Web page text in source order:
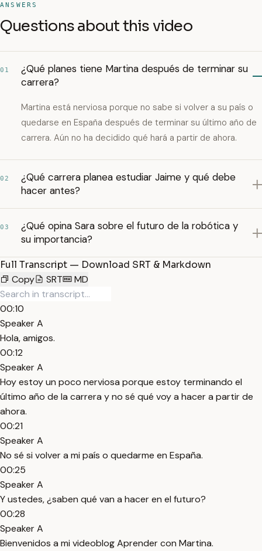
ANSWERS
Questions about this video
01
¿Qué planes tiene Martina después de terminar su
carrera?
Martina está nerviosa porque no sabe si volver a su país o
quedarse en España después de terminar su último año de
carrera. Aún no ha decidido qué hará a partir de ahora.
02
¿Qué carrera planea estudiar Jaime y qué debe
hacer antes?
03
¿Qué opina Sara sobre el futuro de la robótica y
su importancia?
Full Transcript — Download SRT & Markdown
Copy
SRT MD
00:10
Speaker A
Hola, amigos.
00:12
Speaker A
Hoy estoy un poco nerviosa porque estoy terminando el
último año de la carrera y no sé qué voy a hacer a partir de
ahora.
00:21
Speaker A
No sé si volver a mi país o quedarme en España.
00:25
Speaker A
Y ustedes, ¿saben qué van a hacer en el futuro?
00:28
Speaker A
Bienvenidos a mi videoblog Aprender con Martina.